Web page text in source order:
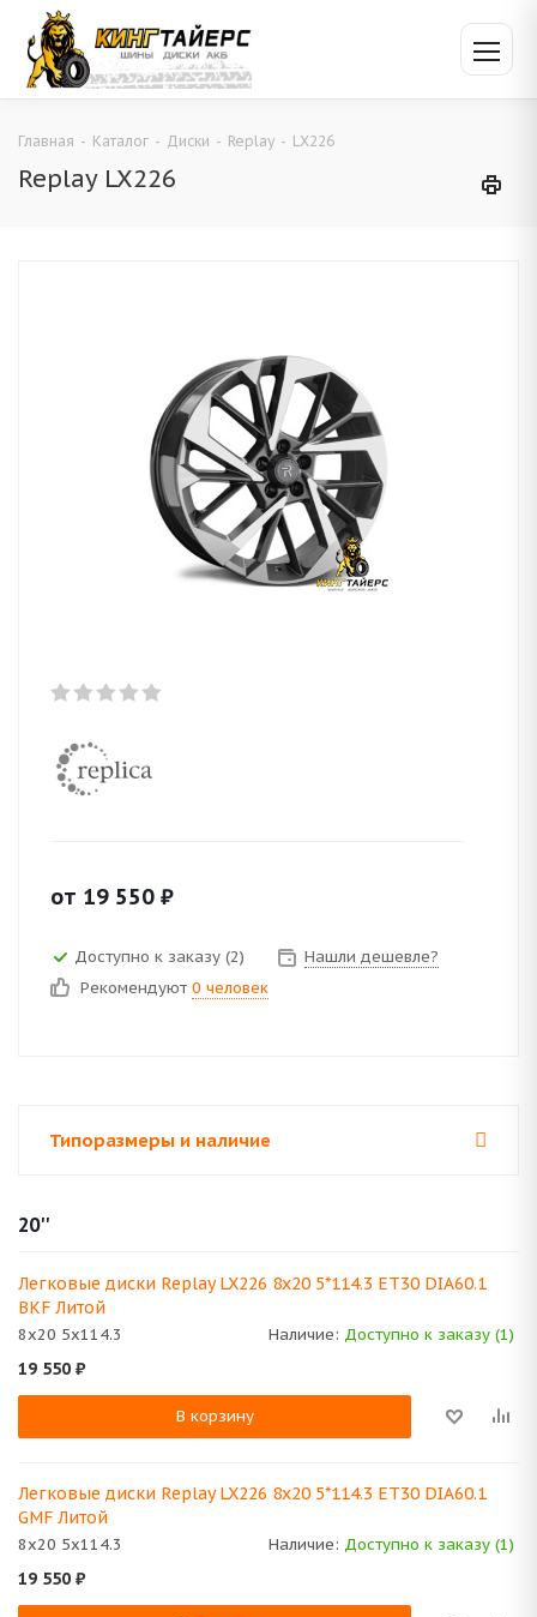
Главная - Каталог - Диски - Replay - LX226
Replay LX226
от 19 550 ₽
Доступно к заказу (2)
Нашли дешевле?
Рекомендуют 0 человек
Типоразмеры и наличие
20''
Легковые диски Replay LX226 8x20 5*114.3 ET30 DIA60.1
BKF Литой
8x20 5x114.3 Наличие: Доступно к заказу (1)
19 550 ₽
В корзину
Легковые диски Replay LX226 8x20 5*114.3 ET30 DIA60.1
GMF Литой
8x20 5x114.3 Наличие: Доступно к заказу (1)
19 550 ₽